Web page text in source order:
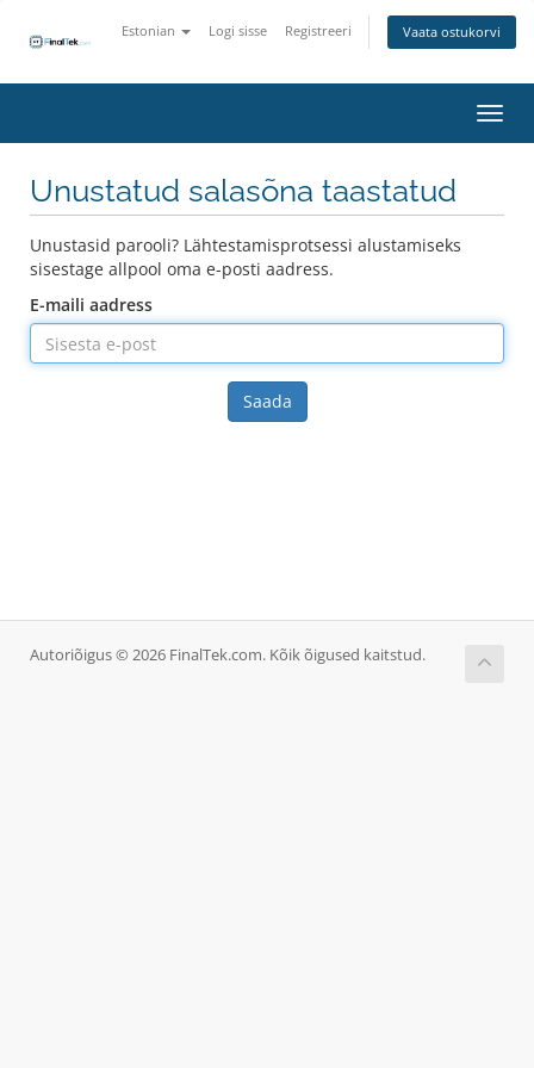
Estonian Logi sisse Registreeri Vaata ostukorvi
Unustatud salasõna taastatud
Unustasid parooli? Lähtestamisprotsessi alustamiseks
sisestage allpool oma e-posti aadress.
E-maili aadress
Saada
Autoriõigus © 2026 FinalTek.com. Kõik õigused kaitstud.